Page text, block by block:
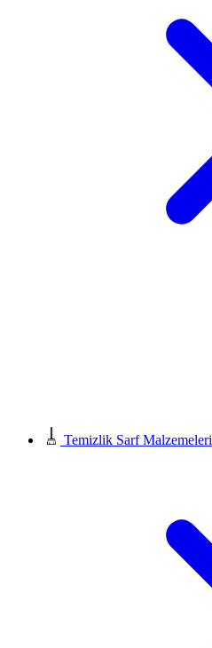
Temizlik Sarf Malzemeleri